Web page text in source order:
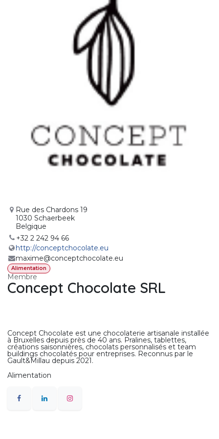
Rue des Chardons 19
1030 Schaerbeek
Belgique
+32 2 242 94 66
http://conceptchocolate.eu
maxime@conceptchocolate.eu
Alimentation
Membre
Concept Chocolate SRL
Concept Chocolate est une chocolaterie artisanale installée
à Bruxelles depuis près de 40 ans. Pralines, tablettes,
créations saisonnières, chocolats personnalisés et team
buildings chocolatés pour entreprises. Reconnus par le
Gault&Millau depuis 2021.
Alimentation